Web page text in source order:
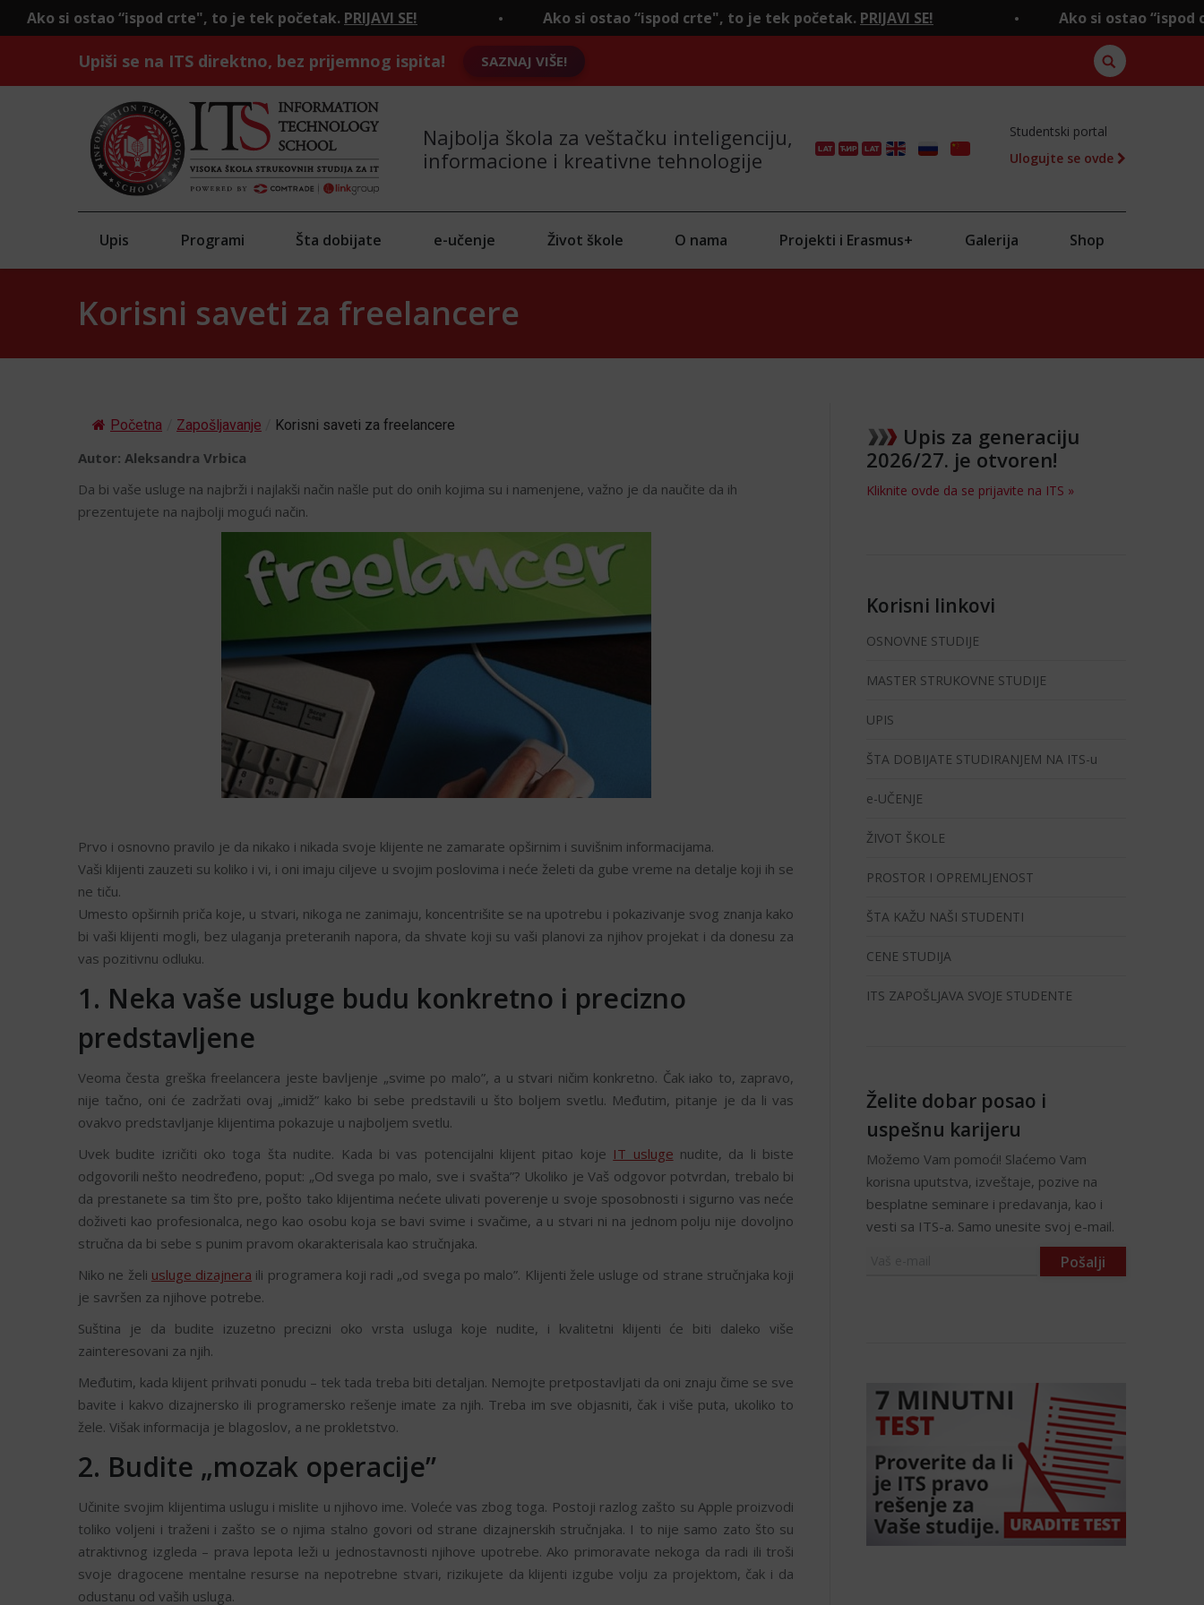
“ispod crte", to je tek početak.PRIJAVI SE! Ako si ostao “ispod crte", to je tek početak.PRIJAVI SE! Ako si ostao “ispod crte", to
Upiši se na ITS direktno, bez prijemnog ispita! SAZNAJ VIŠE!
Najbolja škola za veštačku inteligenciju,
informacione i kreativne tehnologije
Studentski portal
Ulogujte se ovde
Upis Programi Šta dobijate e-učenje Život škole O nama Projekti i Erasmus+ Galerija Shop
Korisni saveti za freelancere
Početna Zapošljavanje Korisni saveti za freelancere
Autor: Aleksandra Vrbica
Da bi vaše usluge na najbrži i najlakši način našle put do onih kojima su i namenjene, važno je da naučite da ih
prezentujete na najbolji mogući način.
Prvo i osnovno pravilo je da nikako i nikada svoje klijente ne zamarate opširnim i suvišnim informacijama.
Vaši klijenti zauzeti su koliko i vi, i oni imaju ciljeve u svojim poslovima i neće želeti da gube vreme na detalje koji ih se
ne tiču.
Umesto opširnih priča koje, u stvari, nikoga ne zanimaju, koncentrišite se na upotrebu i pokazivanje svog znanja kako
bi vaši klijenti mogli, bez ulaganja preteranih napora, da shvate koji su vaši planovi za njihov projekat i da donesu za
vas pozitivnu odluku.
1. Neka vaše usluge budu konkretno i precizno
predstavljene
Veoma česta greška freelancera jeste bavljenje „svime po malo”, a u stvari ničim konkretno. Čak iako to, zapravo,
nije tačno, oni će zadržati ovaj „imidž” kako bi sebe predstavili u što boljem svetlu. Međutim, pitanje je da li vas
ovakvo predstavljanje klijentima pokazuje u najboljem svetlu.
Uvek budite izričiti oko toga šta nudite. Kada bi vas potencijalni klijent pitao koje IT usluge nudite, da li biste
odgovorili nešto neodređeno, poput: „Od svega po malo, sve i svašta”? Ukoliko je Vaš odgovor potvrdan, trebalo bi
da prestanete sa tim što pre, pošto tako klijentima nećete ulivati poverenje u svoje sposobnosti i sigurno vas neće
doživeti kao profesionalca, nego kao osobu koja se bavi svime i svačime, a u stvari ni na jednom polju nije dovoljno
stručna da bi sebe s punim pravom okarakterisala kao stručnjaka.
Niko ne želi usluge dizajnera ili programera koji radi „od svega po malo”. Klijenti žele usluge od strane stručnjaka koji
je savršen za njihove potrebe.
Suština je da budite izuzetno precizni oko vrsta usluga koje nudite, i kvalitetni klijenti će biti daleko više
zainteresovani za njih.
Međutim, kada klijent prihvati ponudu – tek tada treba biti detaljan. Nemojte pretpostavljati da oni znaju čime se sve
bavite i kakvo dizajnersko ili programersko rešenje imate za njih. Treba im sve objasniti, čak i više puta, ukoliko to
žele. Višak informacija je blagoslov, a ne prokletstvo.
2. Budite „mozak operacije”
Učinite svojim klijentima uslugu i mislite u njihovo ime. Voleće vas zbog toga. Postoji razlog zašto su Apple proizvodi
toliko voljeni i traženi i zašto se o njima stalno govori od strane dizajnerskih stručnjaka. I to nije samo zato što su
atraktivnog izgleda – prava lepota leži u jednostavnosti njihove upotrebe. Ako primoravate nekoga da radi ili troši
svoje dragocene mentalne resurse na nepotrebne stvari, rizikujete da klijenti izgube volju za projektom, čak i da
odustanu od vaših usluga.
Upis za generaciju
2026/27. je otvoren!
Kliknite ovde da se prijavite na ITS »
Korisni linkovi
OSNOVNE STUDIJE
MASTER STRUKOVNE STUDIJE
UPIS
ŠTA DOBIJATE STUDIRANJEM NA ITS-u
e-UČENJE
ŽIVOT ŠKOLE
PROSTOR I OPREMLJENOST
ŠTA KAŽU NAŠI STUDENTI
CENE STUDIJA
ITS ZAPOŠLJAVA SVOJE STUDENTE
Želite dobar posao i
uspešnu karijeru
Možemo Vam pomoći! Slaćemo Vam
korisna uputstva, izveštaje, pozive na
besplatne seminare i predavanja, kao i
vesti sa ITS-a. Samo unesite svoj e-mail.